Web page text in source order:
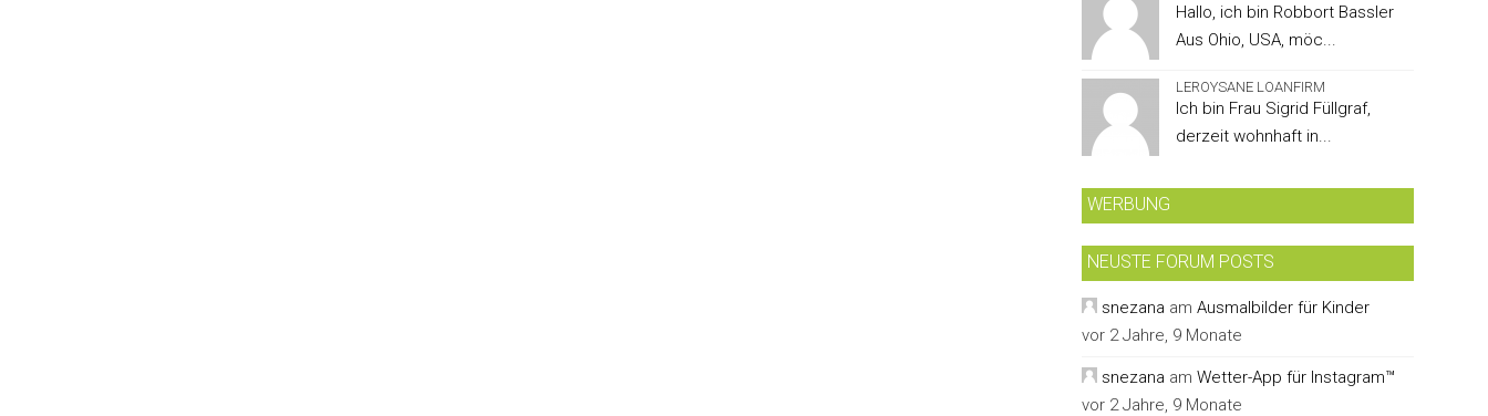
Hallo, ich bin Robbort Bassler
Aus Ohio, USA, möc...
LEROYSANE LOANFIRM
Ich bin Frau Sigrid Füllgraf,
derzeit wohnhaft in...
WERBUNG
NEUSTE FORUM POSTS
snezana am Ausmalbilder für Kinder
vor 2 Jahre, 9 Monate
snezana am Wetter-App für Instagram™
vor 2 Jahre, 9 Monate